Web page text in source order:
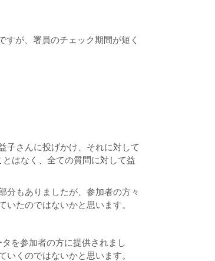
が、署員のチェック期間が短く
子さんに投げかけ、それに対して
はなく、全ての質問に対して益
分もありましたが、参加者の方々
たのではないかと思います。
を参加者の方に提供されまし
くのではないかと思います。